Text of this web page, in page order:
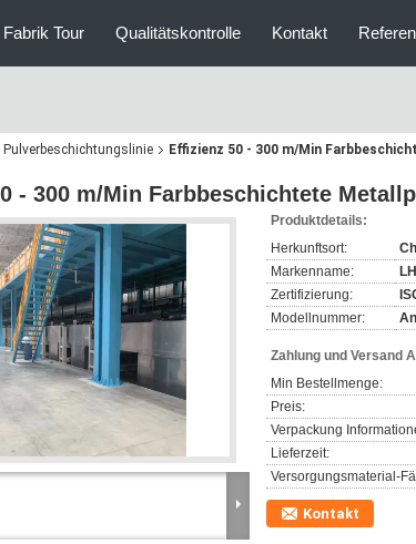
Fabrik Tour Qualitätskontrolle Kontakt
Pulverbeschichtungslinie Effizienz 50 - 300 m/Min
- 300 m/Min Farbbeschichtete
Produktdetails:
Herkunftsort:
Markenname:
LH
Zertifizierung:
Modellnummer:
Zahlung und Versand
Min Bestellmenge:
Preis:
Verpackung
Lieferzeit:
Versorgungsmaterial-
Kontakt